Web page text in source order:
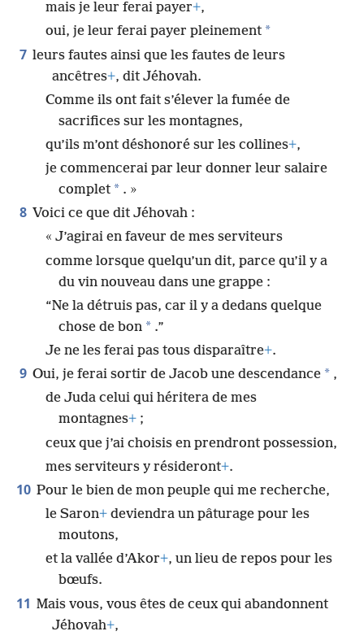
mais je leur ferai payer+,
oui, je leur ferai payer pleinement *
7 leurs fautes ainsi que les fautes de leurs
ancêtres+, dit Jéhovah.
Comme ils ont fait s’élever la fumée de
sacrifices sur les montagnes,
qu’ils m’ont déshonoré sur les collines+,
je commencerai par leur donner leur salaire
complet * . »
8 Voici ce que dit Jéhovah :
« J’agirai en faveur de mes serviteurs
comme lorsque quelqu’un dit, parce qu’il y a
du vin nouveau dans une grappe :
“Ne la détruis pas, car il y a dedans quelque
chose de bon * .”
Je ne les ferai pas tous disparaître+.
9 Oui, je ferai sortir de Jacob une descendance * ,
de Juda celui qui héritera de mes
montagnes+ ;
ceux que j’ai choisis en prendront possession,
mes serviteurs y résideront+.
10 Pour le bien de mon peuple qui me recherche,
le Saron+ deviendra un pâturage pour les
moutons,
et la vallée d’Akor+, un lieu de repos pour les
bœufs.
11 Mais vous, vous êtes de ceux qui abandonnent
Jéhovah+,